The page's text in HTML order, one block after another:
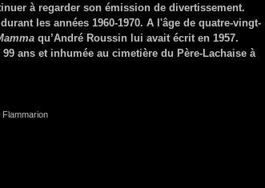
à regarder son émission de divertissement.
les années 1960-1970. A l'âge de quatre-vingt-
qu’André Roussin lui avait écrit en 1957.
99 ans et inhumée au cimetière du Père-Lachaise à